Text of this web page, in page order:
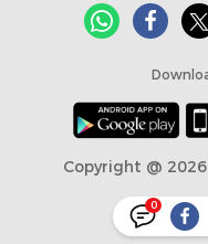
0
Copyright @